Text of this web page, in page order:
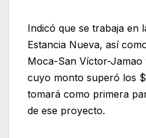
Indicó que se trabaja en
Estancia Nueva, así
Moca-San Víctor-Jamao
cuyo monto superó los
tomará como primera
de ese proyecto.